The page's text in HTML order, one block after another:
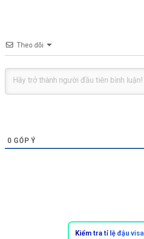
Theo dõi
0 GÓP Ý
Kiểm tra tỉ lệ đậu visa